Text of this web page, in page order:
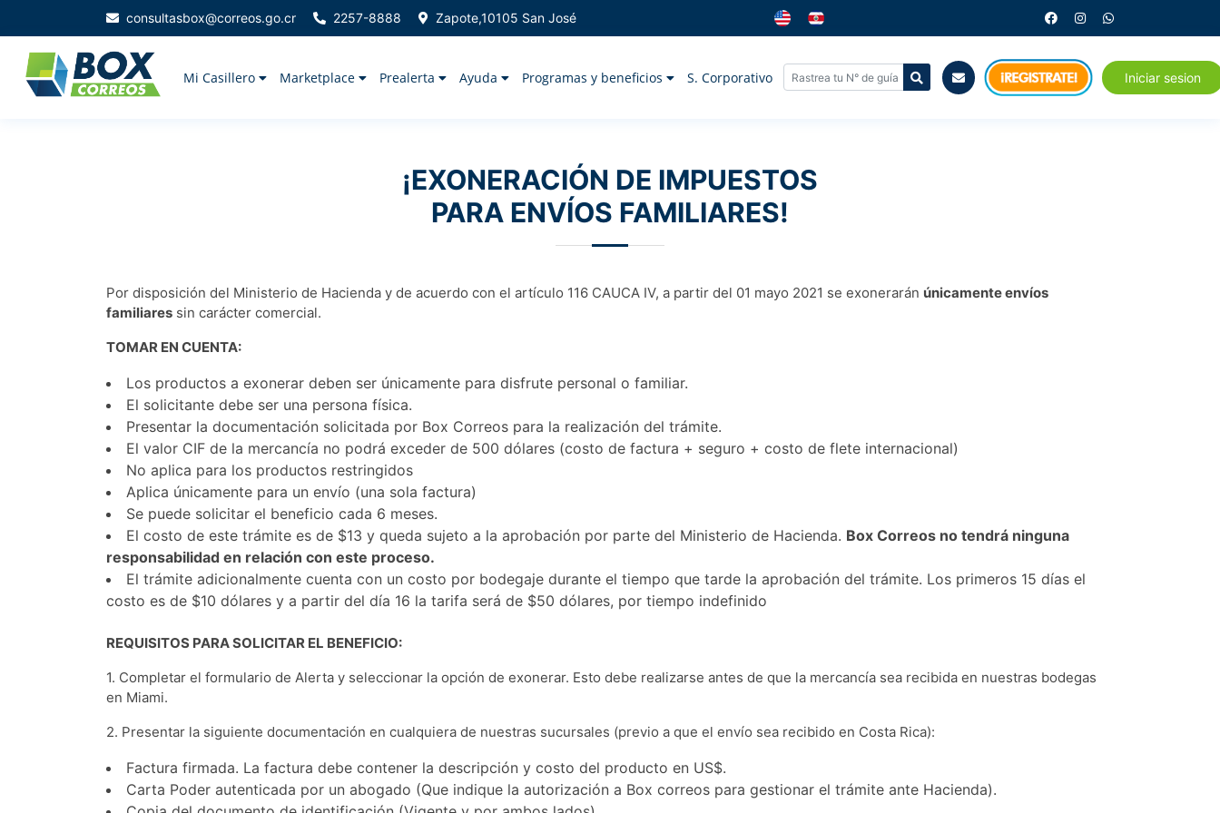
consultasbox@correos.go.cr 2257-8888 Zapote,10105 San José
Mi Casillero Marketplace Prealerta Ayuda Programas y beneficios S. Corporativo Iniciar sesion
¡EXONERACIÓN DE IMPUESTOS
PARA ENVÍOS FAMILIARES!
Por disposición del Ministerio de Hacienda y de acuerdo con el artículo 116 CAUCA IV, a partir del 01 mayo 2021 se exonerarán únicamente envíos
familiares sin carácter comercial.
TOMAR EN CUENTA:
Los productos a exonerar deben ser únicamente para disfrute personal o familiar.
El solicitante debe ser una persona física.
Presentar la documentación solicitada por Box Correos para la realización del trámite.
El valor CIF de la mercancía no podrá exceder de 500 dólares (costo de factura + seguro + costo de flete internacional)
No aplica para los productos restringidos
Aplica únicamente para un envío (una sola factura)
Se puede solicitar el beneficio cada 6 meses.
El costo de este trámite es de $13 y queda sujeto a la aprobación por parte del Ministerio de Hacienda. Box Correos no tendrá ninguna
responsabilidad en relación con este proceso.
El trámite adicionalmente cuenta con un costo por bodegaje durante el tiempo que tarde la aprobación del trámite. Los primeros 15 días el
costo es de $10 dólares y a partir del día 16 la tarifa será de $50 dólares, por tiempo indefinido
REQUISITOS PARA SOLICITAR EL BENEFICIO:
1. Completar el formulario de Alerta y seleccionar la opción de exonerar. Esto debe realizarse antes de que la mercancía sea recibida en nuestras bodegas
en Miami.
2. Presentar la siguiente documentación en cualquiera de nuestras sucursales (previo a que el envío sea recibido en Costa Rica):
Factura firmada. La factura debe contener la descripción y costo del producto en US$.
Carta Poder autenticada por un abogado (Que indique la autorización a Box correos para gestionar el trámite ante Hacienda).